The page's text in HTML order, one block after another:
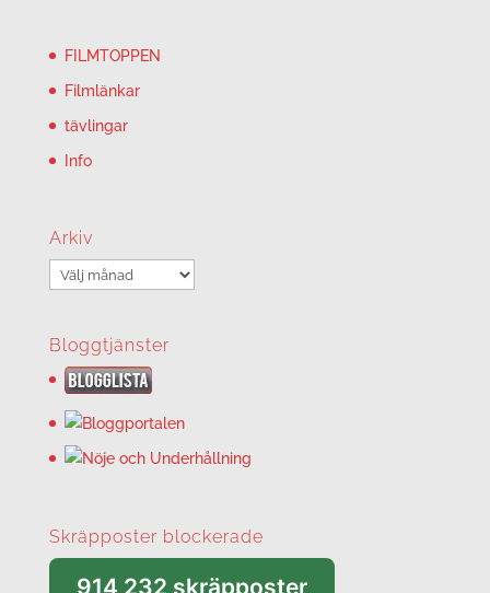
FILMTOPPEN
Filmlänkar
tävlingar
Info
Arkiv
Arkiv
Bloggtjänster
Skräpposter blockerade
914 232 skräpposter